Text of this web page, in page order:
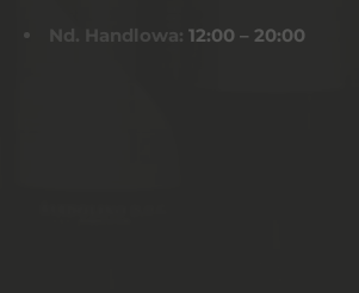
Nd. Handlowa: 12:00 – 20:00